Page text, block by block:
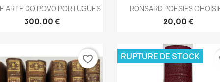
Aperçu rapide
ARTE DO POVO PORTUGUES
300,00 €
Aperçu rapide
RONSARD POESIES
20,00 €
favorite_border RUPTURE DE STOCK